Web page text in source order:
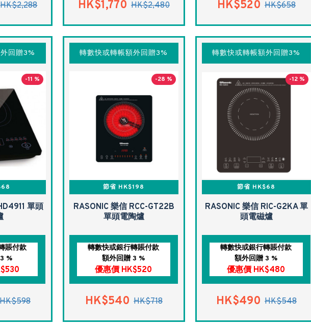
HK$2,288 HK$1,770 HK$2,480 HK$520 HK$658
回贈3%
-11 %
單頭
賬付款
%
HK$598
轉數快或轉帳額外回贈3%
-28 %
節省 HK$198
RASONIC 樂信 RCC-GT22B
單頭電陶爐
轉數快或銀行轉賬付款
額外回贈 3 %
優惠價 HK$520
HK$540 HK$718
轉數快或轉帳額外回贈3%
-12 %
節省 HK$68
RASONIC 樂信 RIC-G2KA 單
頭電磁爐
轉數快或銀行轉賬付款
額外回贈 3 %
優惠價 HK$480
HK$490 HK$548